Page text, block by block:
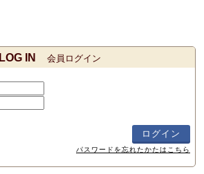
LOG IN 会員ログイン
パスワードを忘れたかたはこちら